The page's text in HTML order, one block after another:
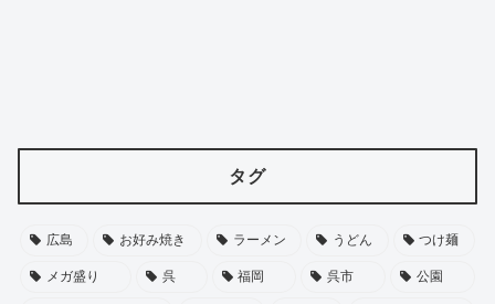
タグ
広島 お好み焼き ラーメン うどん つけ麺
メガ盛り 呉 福岡 呉市 公園